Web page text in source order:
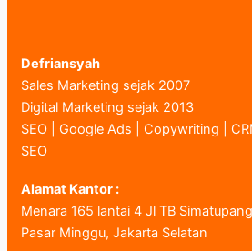
Defriansyah
Sales Marketing sejak 2007
Digital Marketing sejak 2013
SEO | Google Ads | Copywriting |
SEO
Alamat Kantor :
Menara 165 lantai 4 Jl TB
Pasar Minggu, Jakarta Selatan